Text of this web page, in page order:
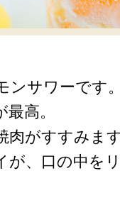
ンサワーです
高。
肉がすすみま
が、口の中を